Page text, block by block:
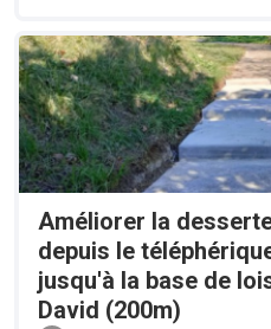
Améliorer la
depuis le
jusqu'à la base de
David (200m)